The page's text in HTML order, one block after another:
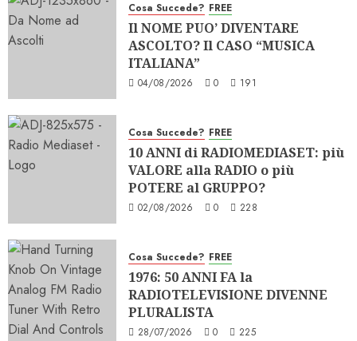
Cosa Succede? FREE
Il NOME PUO’ DIVENTARE
ASCOLTO? Il CASO “MUSICA
ITALIANA”
04/08/2026 0 191
Cosa Succede? FREE
10 ANNI di RADIOMEDIASET: più
VALORE alla RADIO o più
POTERE al GRUPPO?
02/08/2026 0 228
Cosa Succede? FREE
1976: 50 ANNI FA la
RADIOTELEVISIONE DIVENNE
PLURALISTA
28/07/2026 0 225